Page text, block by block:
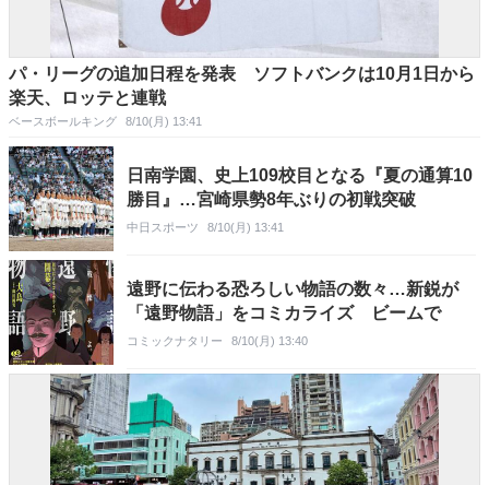
パ・リーグの追加日程を発表 ソフトバンクは10月1日から
楽天、ロッテと連戦
ベースボールキング 8/10(月) 13:41
日南学園、史上109校目となる『夏の通算10
勝目』…宮崎県勢8年ぶりの初戦突破
中日スポーツ 8/10(月) 13:41
遠野に伝わる恐ろしい物語の数々…新鋭が
「遠野物語」をコミカライズ ビームで
コミックナタリー 8/10(月) 13:40